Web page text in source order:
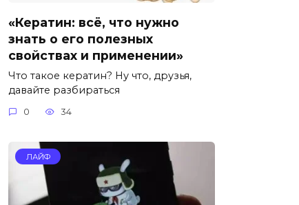
«Кератин: всё, что нужно
знать о его полезных
свойствах и применении»
Что такое кератин? Ну что, друзья,
давайте разбираться
0 34
ЛАЙФ